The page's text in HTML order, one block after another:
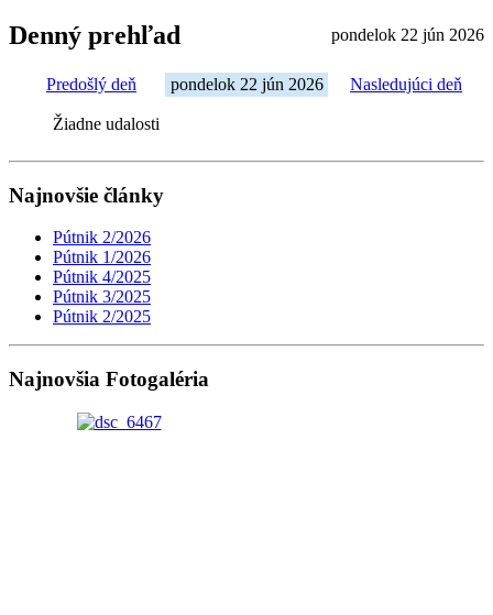
Denný prehľad pondelok 22 jún 2026
Predošlý deň pondelok 22 jún 2026 Nasledujúci deň
Žiadne udalosti
Najnovšie články
Pútnik 2/2026
Pútnik 1/2026
Pútnik 4/2025
Pútnik 3/2025
Pútnik 2/2025
Najnovšia Fotogaléria